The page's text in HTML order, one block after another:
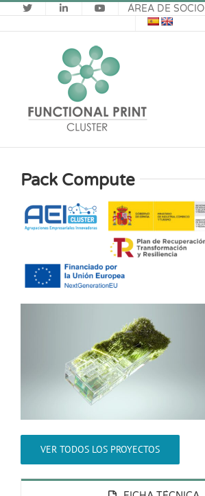
Saltar
al
contenido
ÁREA DE SOCIO
Pack Compute
VER TODOS LOS PROYECTOS